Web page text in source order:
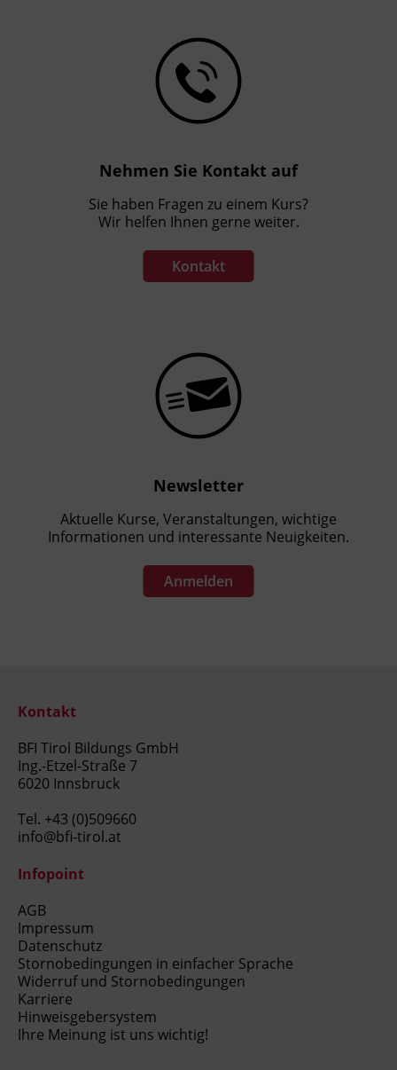
Nehmen Sie Kontakt auf
Sie haben Fragen zu einem Kurs?
Wir helfen Ihnen gerne weiter.
Kontakt
Newsletter
Aktuelle Kurse, Veranstaltungen, wichtige
Informationen und interessante Neuigkeiten.
Anmelden
Kontakt
BFI Tirol Bildungs GmbH
Ing.-Etzel-Straße 7
6020 Innsbruck
Tel. +43 (0)509660
info@bfi-tirol.at
Infopoint
AGB
Impressum
Datenschutz
Stornobedingungen in einfacher Sprache
Widerruf und Stornobedingungen
Karriere
Hinweisgebersystem
Ihre Meinung ist uns wichtig!